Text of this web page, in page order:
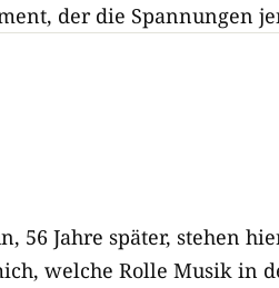
der die Spannungen
56 Jahre später, stehen
welche Rolle Musik in